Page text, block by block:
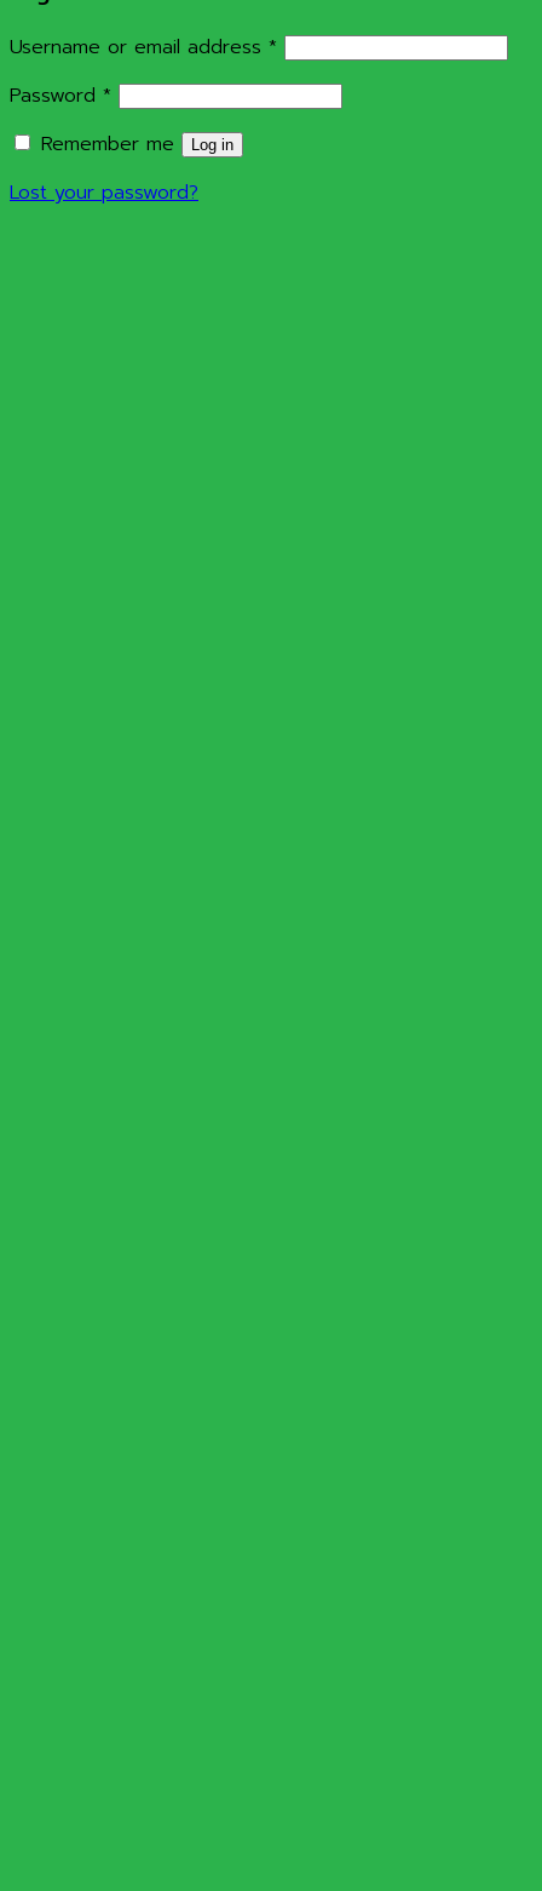
Username or email address * Required
Password * Required
Remember me
Log in
Lost your password?